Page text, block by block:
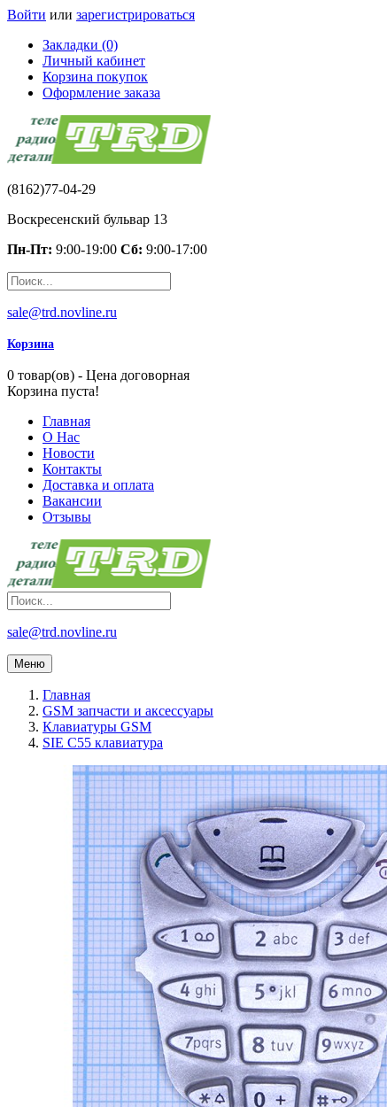
Войти или зарегистрироваться
Закладки (0)
Личный кабинет
Корзина покупок
Оформление заказа
(8162)77-04-29
Воскресенский бульвар 13
Пн-Пт: 9:00-19:00 Сб: 9:00-17:00
sale@trd.novline.ru
Корзина
0 товар(ов) - Цена договорная
Корзина пуста!
Главная
О Нас
Новости
Контакты
Доставка и оплата
Вакансии
Отзывы
sale@trd.novline.ru
Меню
Главная
GSM запчасти и аксессуары
Клавиатуры GSM
SIE C55 клавиатура